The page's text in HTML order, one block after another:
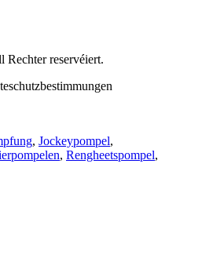
reservéiert.
, Jockeypompel,
, Rengheetspompel,